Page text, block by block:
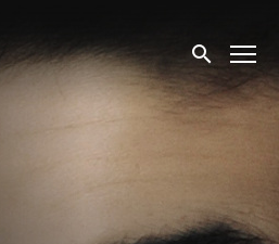
Wyszukaj